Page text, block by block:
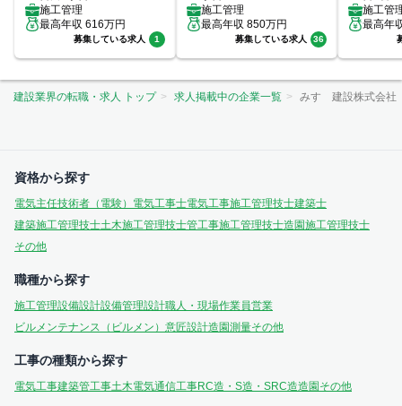
施工管理
最高年収 616万円
募集している求人 1
施工管理
最高年収 850万円
募集している求人 36
ックス
施工管
最高年
建設業界の転職・求人 トップ 求人掲載中の企業一覧 みすゞ建設株式会社
資格から探す
電気主任技術者（電験） 電気工事士電気工事施工管理技士建築士
建築施工管理技士土木施工管理技士管工事施工管理技士造園施工管理技士
その他
職種から探す
施工管理設備設計設備管理設計職人・現場作業員営業
ビルメンテナンス（ビルメン） 意匠設計造園測量その他
工事の種類から探す
電気工事建築管工事土木電気通信工事RC造・S造・SRC造造園 その他